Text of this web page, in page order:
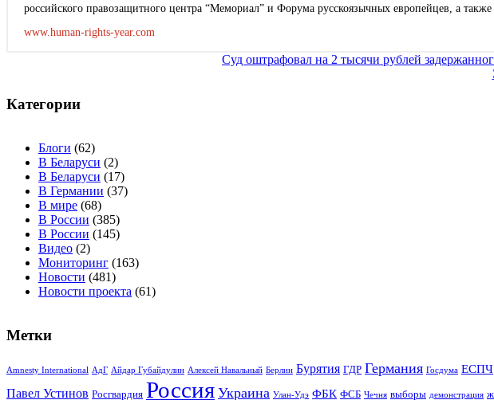
российского правозащитного центра “Мемориал” и Форума русскоязычных европейцев, а
www.human-rights-year.com
записям
Суд оштрафовал на 2 тысячи рублей
Категории
Блоги (62)
В Беларуси (2)
В Беларуси (17)
В Германии (37)
В мире (68)
В России (385)
В России (145)
Видео (2)
Мониторинг (163)
Новости (481)
Новости проекта (61)
Метки
Amnesty International АдГ Айдар Губайдулин Алексей Навальный Берлин Бурятия ГДР Германия Госдума ЕСПЧ
Павел Устинов Росгвардия Россия Украина Улан-Удэ ФБК ФСБ Чечня выборы демонстрация